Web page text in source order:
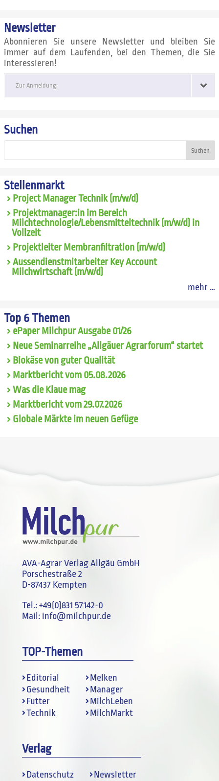
Newsletter
Abonnieren Sie unsere Newsletter und bleiben Sie
immer auf dem Laufenden, bei den Themen, die Sie
interessieren!
Zur Anmeldung:
Suchen
Suchen
Stellenmarkt
Project Manager Technik (m/w/d)
Projektmanager:in im Bereich
Milchtechnologie/Lebensmitteltechnik (m/w/d) in
Vollzeit
Projektleiter Membranfiltration (m/w/d)
Aussendienstmitarbeiter Key Account
Milchwirtschaft (m/w/d)
mehr …
Top 6 Themen
ePaper Milchpur Ausgabe 01/26
Neue Seminarreihe „Allgäuer Agrarforum“ startet
Biokäse von guter Qualität
Marktbericht vom 05.08.2026
Was die Klaue mag
Marktbericht vom 29.07.2026
Globale Märkte im neuen Gefüge
AVA-Agrar Verlag Allgäu GmbH
Porschestraße 2
D-87437 Kempten
Tel.:+49(0)831 57142-0
Mail: info@milchpur.de
TOP-Themen
Editorial
Gesundheit
Futter
Technik
Melken
Manager
MilchLeben
MilchMarkt
Verlag
Datenschutz
Newsletter